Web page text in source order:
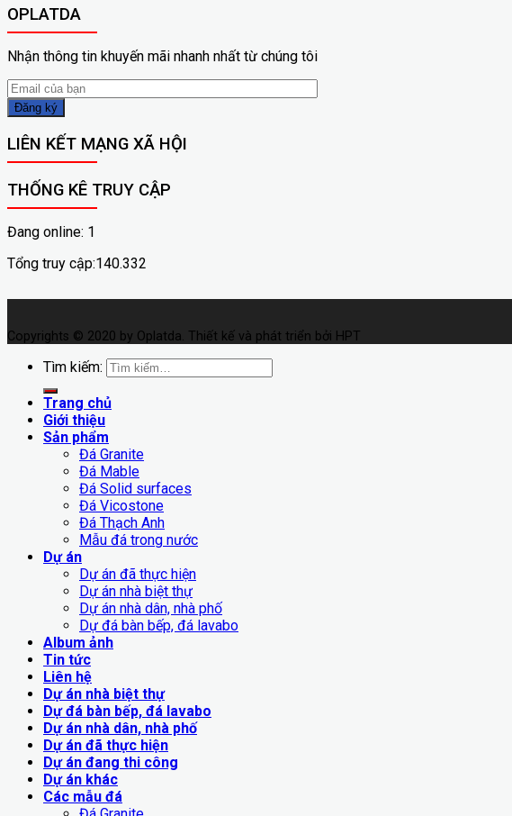
OPLATDA
Nhận thông tin khuyến mãi nhanh nhất từ chúng tôi
LIÊN KẾT MẠNG XÃ HỘI
THỐNG KÊ TRUY CẬP
Đang online: 1
Tổng truy cập:140.332
Copyrights © 2020 by Oplatda. Thiết kế và phát triển bởi HPT
Tìm kiếm:
Trang chủ
Giới thiệu
Sản phẩm
Đá Granite
Đá Mable
Đá Solid surfaces
Đá Vicostone
Đá Thạch Anh
Mẫu đá trong nước
Dự án
Dự án đã thực hiện
Dự án nhà biệt thự
Dự án nhà dân, nhà phố
Dự đá bàn bếp, đá lavabo
Album ảnh
Tin tức
Liên hệ
Dự án nhà biệt thự
Dự đá bàn bếp, đá lavabo
Dự án nhà dân, nhà phố
Dự án đã thực hiện
Dự án đang thi công
Dự án khác
Các mẫu đá